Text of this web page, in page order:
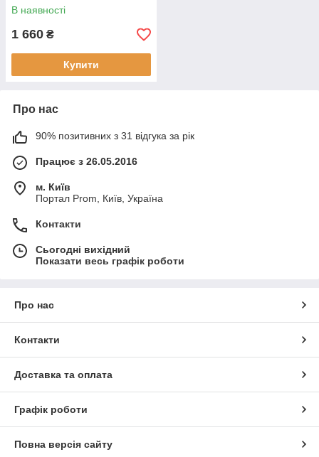
В наявності
1 660 ₴
Купити
Про нас
90% позитивних з 31 відгука за рік
Працює з 26.05.2016
м. Київ
Портал Prom, Київ, Україна
Контакти
Сьогодні вихідний
Показати весь графік роботи
Про нас
Контакти
Доставка та оплата
Графік роботи
Повна версія сайту